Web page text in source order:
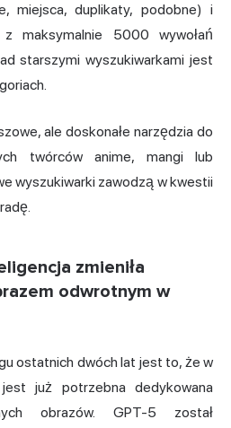
miejsca, duplikaty, podobne) i
maksymalnie 5000 wywołań
starszymi wyszukiwarkami jest
ale doskonałe narzędzia do
twórców anime, mangi lub
wyszukiwarki zawodzą w kwestii
zmieniła
odwrotnym w
ostatnich dwóch lat jest to, że w
już potrzebna dedykowana
obrazów. GPT-5 został